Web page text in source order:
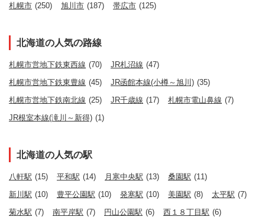
札幌市 (250) 旭川市 (187) 帯広市 (125)
北海道の人気の路線
札幌市営地下鉄東西線 (70) JR札沼線 (47)
札幌市営地下鉄東豊線 (45) JR函館本線(小樽～旭川) (35)
札幌市営地下鉄南北線 (25) JR千歳線 (17) 札幌市電山鼻線 (7)
JR根室本線(滝川～新得) (1)
北海道の人気の駅
八軒駅 (15) 平和駅 (14) 月寒中央駅 (13) 桑園駅 (11)
新川駅 (10) 豊平公園駅 (10) 発寒駅 (10) 美園駅 (8) 太平駅 (7)
菊水駅 (7) 南平岸駅 (7) 円山公園駅 (6) 西１８丁目駅 (6)